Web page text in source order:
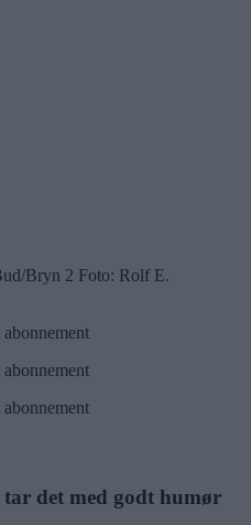
Bryn 2 Foto: Rolf E.
abonnement
abonnement
abonnement
det med godt humør